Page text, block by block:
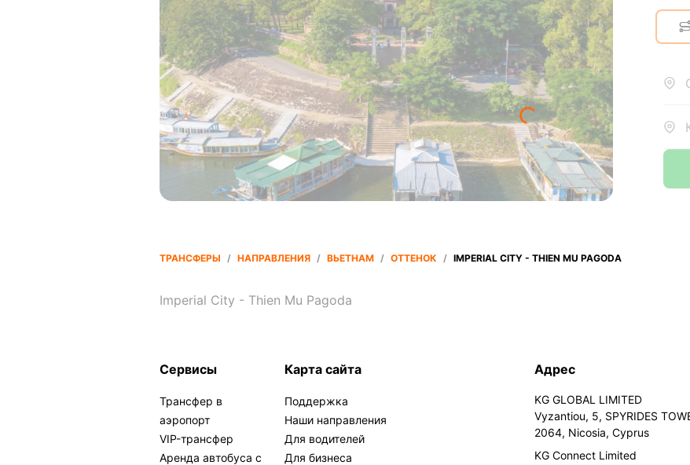
ТРАНСФЕРЫ / НАПРАВЛЕНИЯ / ВЬЕТНАМ / ОТТЕНОК / IMPERIAL CITY - THIEN MU PAGODA
Imperial City - Thien Mu Pagoda
Сервисы
Трансфер в
аэропорт
VIP-трансфер
Аренда автобуса с
Карта сайта
Поддержка
Наши направления
Для водителей
Для бизнеса
Адрес
KG GLOBAL LIMITED
Vyzantiou, 5, SPYRIDES
2064, Nicosia, Cyprus
KG Connect Limited